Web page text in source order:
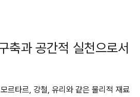
축과 공간적 실천으로서
르타르, 강철, 유리와 같은 물리적 재료